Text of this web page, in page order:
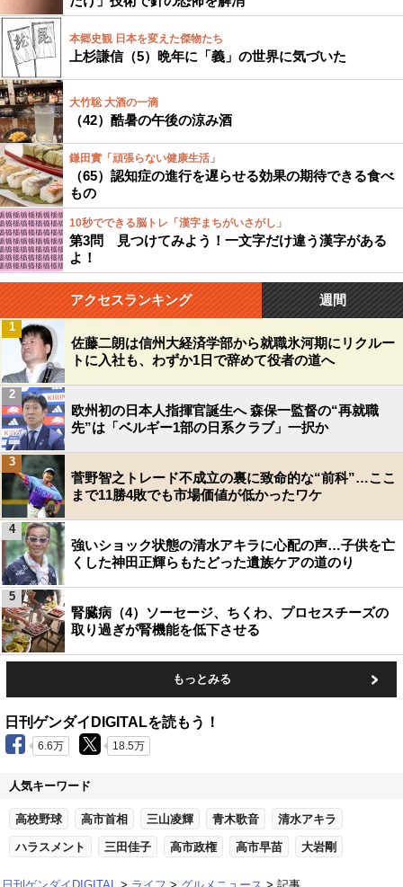
本郷史観 日本を変えた傑物たち
上杉謙信（5）晩年に「義」の世界に気づいた
大竹聡 大酒の一滴
（42）酷暑の午後の涼み酒
鎌田實「頑張らない健康生活」
（65）認知症の進行を遅らせる効果の期待できる食べ
もの
10秒でできる脳トレ「漢字まちがいさがし」
第3問 見つけてみよう！一文字だけ違う漢字がある
よ！
アクセスランキング 週間
佐藤二朗は信州大経済学部から就職氷河期にリクルー
トに入社も、わずか1日で辞めて役者の道へ
1
欧州初の日本人指揮官誕生へ 森保一監督の“再就職
先”は「ベルギー1部の日系クラブ」一択か
2
菅野智之トレード不成立の裏に致命的な“前科”…ここ
まで11勝4敗でも市場価値が低かったワケ
3
強いショック状態の清水アキラに心配の声…子供を亡
くした神田正輝らもたどった遺族ケアの道のり
4
腎臓病（4）ソーセージ、ちくわ、プロセスチーズの
取り過ぎが腎機能を低下させる
5
もっとみる
日刊ゲンダイDIGITALを読もう！
6.6万 18.5万
人気キーワード
高校野球 高市首相 三山凌輝 青木歌音 清水アキラ
ハラスメント 三田佳子 高市政権 高市早苗 大岩剛